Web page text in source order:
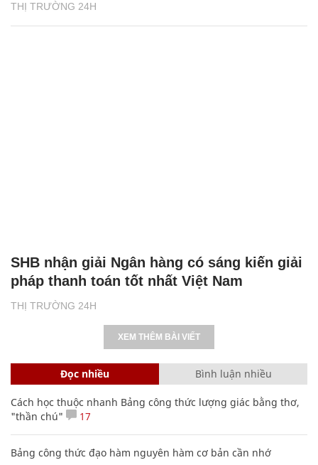
THỊ TRƯỜNG 24H
THỊ TRƯỜNG 24H
SHB nhận giải Ngân hàng có sáng kiến giải
pháp thanh toán tốt nhất Việt Nam
XEM THÊM BÀI VIẾT
Đọc nhiều Bình luận nhiều
Cách học thuộc nhanh Bảng công thức lượng giác bằng thơ,
"thần chú"
17
Bảng công thức đạo hàm nguyên hàm cơ bản cần nhớ